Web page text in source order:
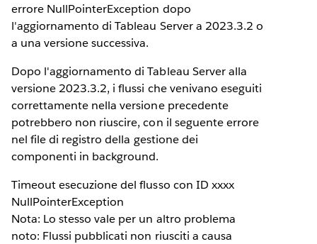
errore NullPointerException dopo
l'aggiornamento di Tableau Server a 2023.3.2 o
a una versione successiva.
Dopo l'aggiornamento di Tableau Server alla
versione 2023.3.2, i flussi che venivano eseguiti
correttamente nella versione precedente
potrebbero non riuscire, con il seguente errore
nel file di registro della gestione dei
componenti in background.
Timeout esecuzione del flusso con ID xxxx
NullPointerException
Nota: Lo stesso vale per un altro problema
noto: Flussi pubblicati non riusciti a causa